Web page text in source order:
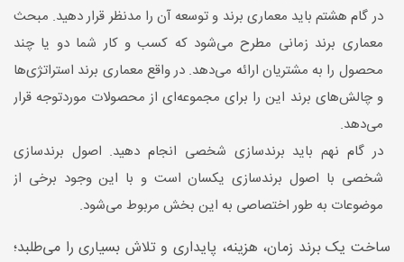
در گام هشتم باید معماری برند و توسعه آن را مدنظر قرار دهید. مبحث
معماری برند زمانی مطرح می‌شود که کسب و کار شما دو یا چند
محصول را به مشتریان ارائه می‌دهد. در واقع معماری برند استراتژی‌ها
و چالش‌های برند این را برای مجموعه‌ای از محصولات موردتوجه قرار
می‌دهد.
در گام نهم باید برندسازی شخصی انجام دهید. اصول برندسازی
شخصی با اصول برندسازی یکسان است و با این وجود برخی از
موضوعات به طور اختصاصی به این بخش مربوط می‌شود.
ساخت یک برند زمان، هزینه، پایداری و تلاش بسیاری را می‌طلبد؛